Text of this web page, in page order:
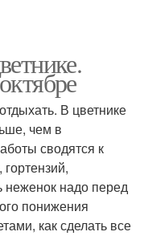
В цветнике
чем в
сводятся к
неженок надо перед
понижения
как сделать все